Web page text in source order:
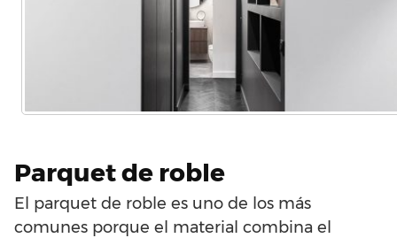
Parquet de roble
El parquet de roble es uno de los más
comunes porque el material combina el